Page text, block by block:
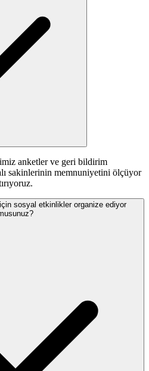
anketler ve geri bildirim
sakinlerinin memnuniyetini ölçüyor
sosyal etkinlikler organize ediyor